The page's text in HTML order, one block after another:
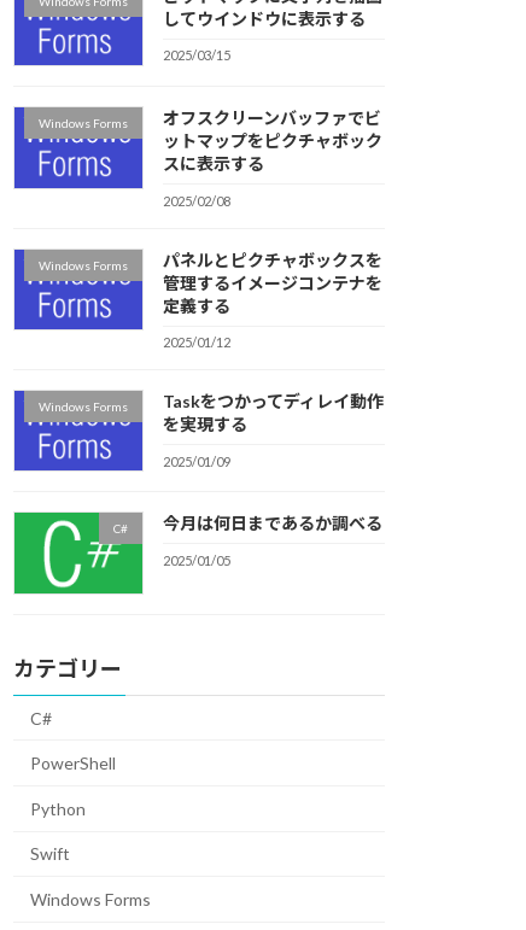
してウインドウに表示する
2025/03/15
Windows Forms
オフスクリーンバッファでビ
ットマップをピクチャボック
スに表示する
2025/02/08
Windows Forms
パネルとピクチャボックスを
管理するイメージコンテナを
定義する
2025/01/12
Windows Forms
Taskをつかってディレイ動作
を実現する
2025/01/09
C# 今月は何日まであるか調べる
2025/01/05
カテゴリー
C#
PowerShell
Python
Swift
Windows Forms